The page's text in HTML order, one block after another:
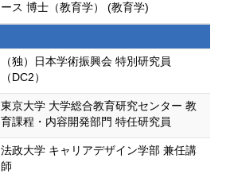
ース 博士（教育学） (教育学)
（独）日本学術振興会 特別研究員
（DC2）
東京大学 大学総合教育研究センター 教
育課程・内容開発部門 特任研究員
法政大学 キャリアデザイン学部 兼任講
師